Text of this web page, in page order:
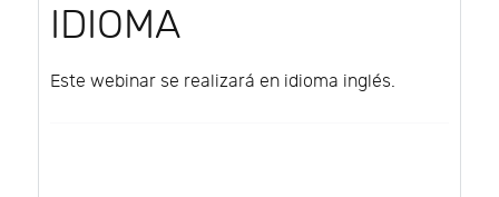
IDIOMA
Este webinar se realizará en idioma inglés.